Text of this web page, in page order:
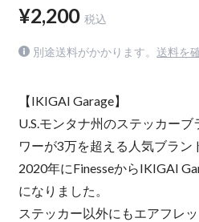
¥2,200 税込
別途送料がかかります。 送料を
【IKIGAI Garage】
U.S.モンタナ州のステッカー
ワーが3万を超える人気ブラン
2020年にFinesseからIKIGAI
になりました。
ステッカー以外にもエアフレ